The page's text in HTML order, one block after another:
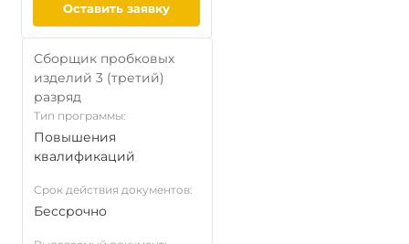
Оставить заявку
Сборщик пробковых
изделий 3 (третий)
разряд
Тип программы:
Повышения
квалификаций
Срок действия документов:
Бессрочно